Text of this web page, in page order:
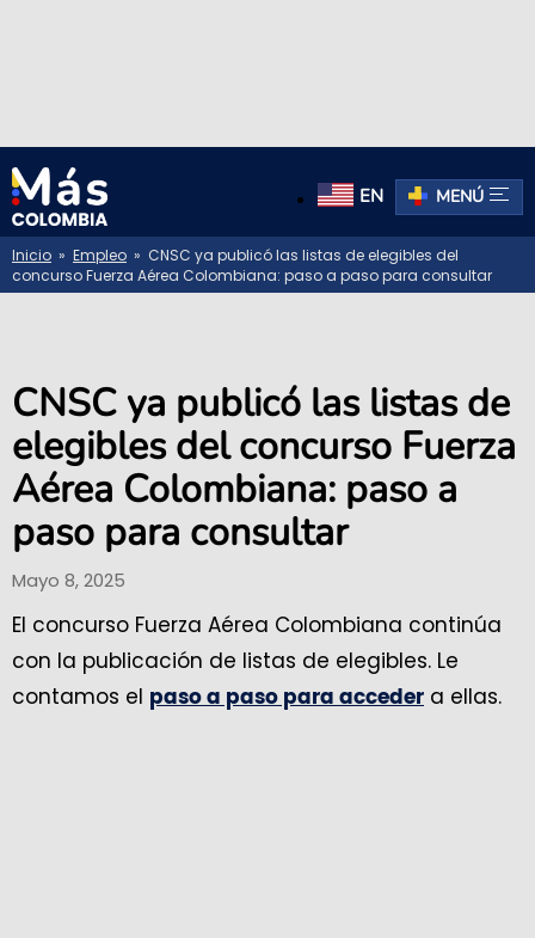
EN MENÚ
Inicio » Empleo » CNSC ya publicó las listas de elegibles del
concurso Fuerza Aérea Colombiana: paso a paso para consultar
CNSC ya publicó las listas de
elegibles del concurso Fuerza
Aérea Colombiana: paso a
paso para consultar
Mayo 8, 2025
El concurso Fuerza Aérea Colombiana continúa
con la publicación de listas de elegibles. Le
contamos el paso a paso para acceder a ellas.